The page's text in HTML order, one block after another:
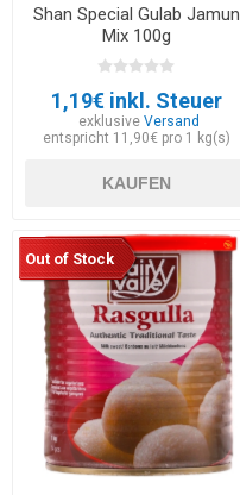
Shan Special Gulab Jamun
Mix 100g
1,19€ inkl. Steuer
exklusiveVersand
entspricht 11,90€ pro 1 kg(s)
KAUFEN
Out of Stock